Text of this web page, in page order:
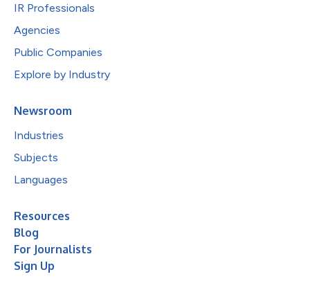
IR Professionals
Agencies
Public Companies
Explore by Industry
Newsroom
Industries
Subjects
Languages
Resources
Blog
For Journalists
Sign Up